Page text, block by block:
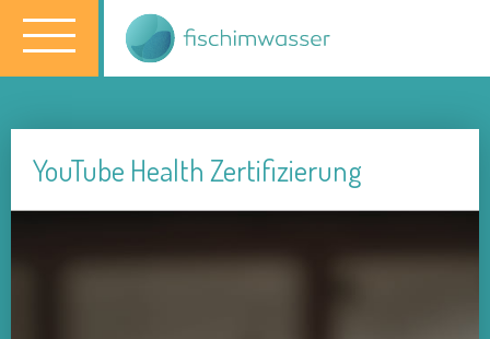
YouTube Health Zertifizierung